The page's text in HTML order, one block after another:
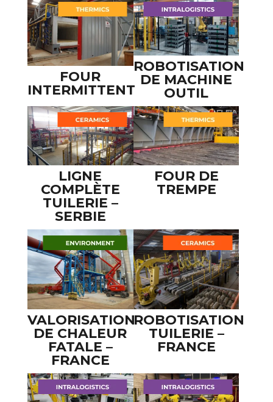
FOUR
INTERMITTENT
ROBOTISATION
DE MACHINE
OUTIL
LIGNE
COMPLÈTE
TUILERIE –
SERBIE
FOUR DE
TREMPE
VALORISATION
DE CHALEUR
FATALE –
FRANCE
ROBOTISATION
TUILERIE –
FRANCE